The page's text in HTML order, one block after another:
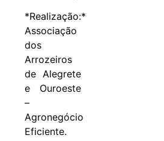
*Realização:*
Associação
dos
Arrozeiros
de Alegrete
e Ouroeste
–
Agronegócio
Eficiente.